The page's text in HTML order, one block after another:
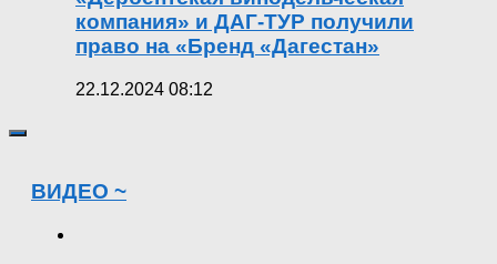
компания» и ДАГ-ТУР получили
право на «Бренд «Дагестан»
22.12.2024 08:12
ВИДЕО ~